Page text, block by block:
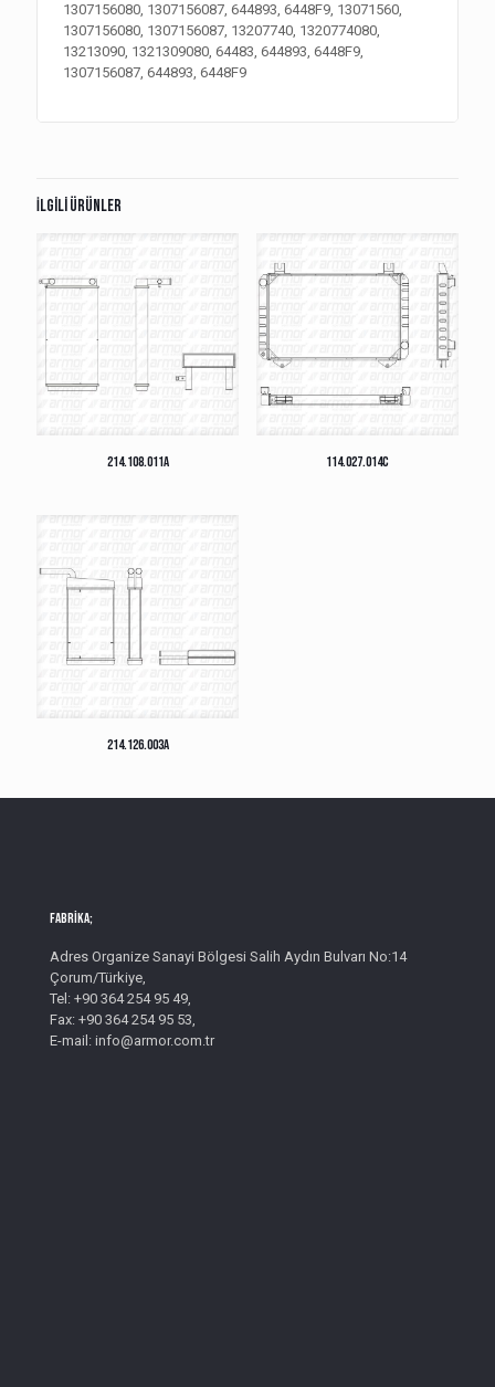
1307156080, 1307156087, 644893, 6448F9, 13071560,
1307156080, 1307156087, 13207740, 1320774080,
13213090, 1321309080, 64483, 644893, 6448F9,
1307156087, 644893, 6448F9
İlgili ürünler
214.108.011A 114.027.014C
214.126.003A
Fabrika;
Adres Organize Sanayi Bölgesi Salih Aydın Bulvarı No:14
Çorum/Türkiye,
Tel: +90 364 254 95 49,
Fax: +90 364 254 95 53,
E-mail: info@armor.com.tr